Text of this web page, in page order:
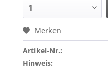
Merken
Artikel-Nr.:
Hinweis: